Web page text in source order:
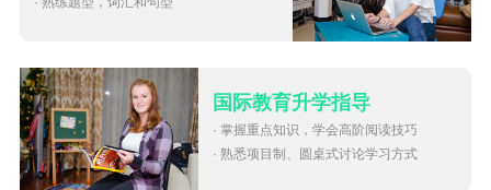
国际教育升学指导
· 掌握重点知识，学会高阶阅读技巧
· 熟悉项目制、圆桌式讨论学习方式